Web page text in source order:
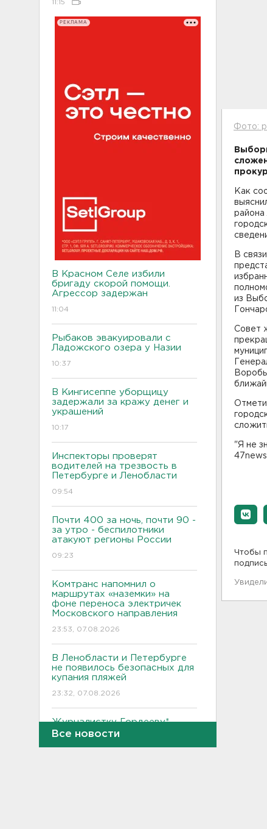
11:15
РЕКЛАМА
В Красном Селе избили
бригаду скорой помощи.
Агрессор задержан
11:04
Рыбаков эвакуировали с
Ладожского озера у Назии
10:37
В Кингисеппе уборщицу
задержали за кражу денег и
украшений
10:17
Инспекторы проверят
водителей на трезвость в
Петербурге и Ленобласти
09:54
Почти 400 за ночь, почти 90 -
за утро - беспилотники
атакуют регионы России
09:23
Комтранс напомнил о
маршрутах «наземки» на
фоне переноса электричек
Московского направления
23:53, 07.08.2026
В Ленобласти и Петербурге
не появилось безопасных для
купания пляжей
23:32, 07.08.2026
Журналистку Гордееву*
хотят объявить в розыск.
Все новости
Фото:
Как
района
В
из
Совет
"Я не
Чтобы